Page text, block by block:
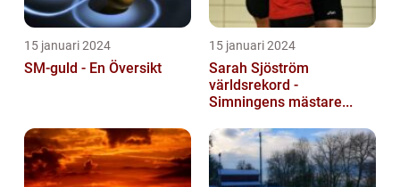
15 januari 2024
SM-guld - En Översikt
15 januari 2024
Sarah Sjöström
världsrekord -
Simningens mästare...